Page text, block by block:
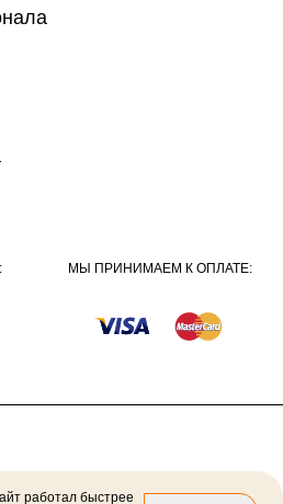
МЫ ПРИНИМАЕМ К ОПЛАТЕ:
работал быстрее